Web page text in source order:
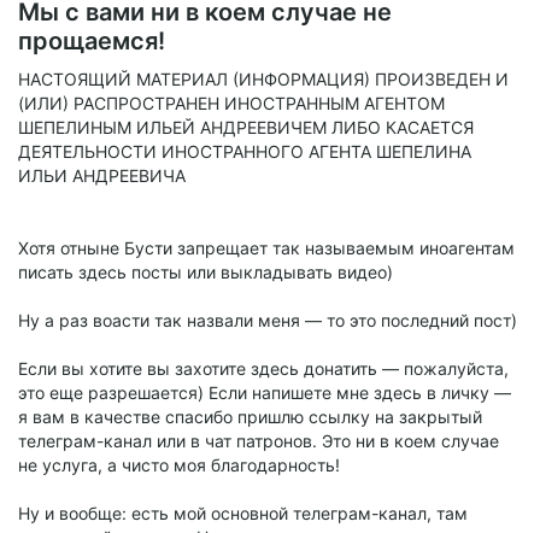
Мы с вами ни в коем случае не
прощаемся!
НАСТОЯЩИЙ МАТЕРИАЛ (ИНФОРМАЦИЯ) ПРОИЗВЕДЕН И
(ИЛИ) РАСПРОСТРАНЕН ИНОСТРАННЫМ АГЕНТОМ
ШЕПЕЛИНЫМ ИЛЬЕЙ АНДРЕЕВИЧЕМ ЛИБО КАСАЕТСЯ
ДЕЯТЕЛЬНОСТИ ИНОСТРАННОГО АГЕНТА ШЕПЕЛИНА
ИЛЬИ АНДРЕЕВИЧА
Хотя отныне Бусти запрещает так называемым иноагентам
писать здесь посты или выкладывать видео)
Ну а раз воасти так назвали меня — то это последний пост)
Если вы хотите вы захотите здесь донатить — пожалуйста,
это еще разрешается) Если напишете мне здесь в личку —
я вам в качестве спасибо пришлю ссылку на закрытый
телеграм-канал или в чат патронов. Это ни в коем случае
не услуга, а чисто моя благодарность!
Ну и вообще: есть мой основной телеграм-канал, там